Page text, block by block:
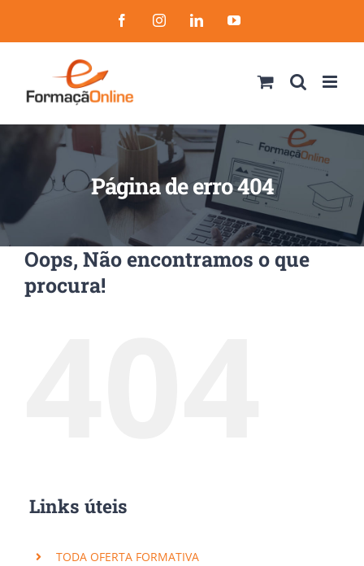
to
FacebookInstagramLinkedInYouTube
Página de erro 404
Oops, Não encontramos o que
procura!
Links úteis
TODA OFERTA FORMATIVA